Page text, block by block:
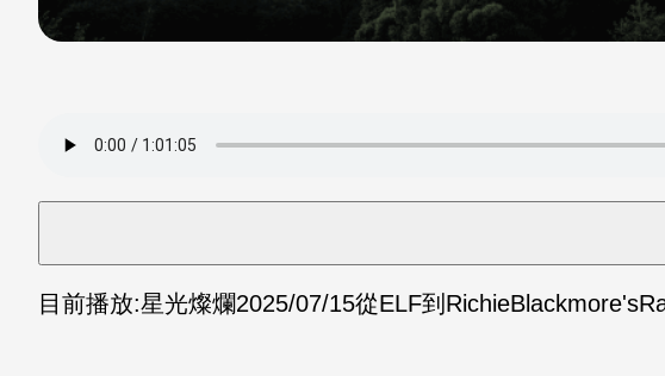
目前播放:星光燦爛2025/07/15從ELF到